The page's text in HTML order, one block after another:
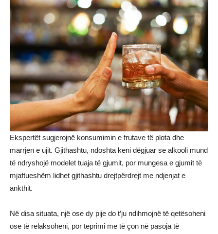
Ekspertët sugjerojnë konsumimin e frutave të plota dhe
marrjen e ujit. Gjithashtu, ndoshta keni dëgjuar se alkooli mund
të ndryshojë modelet tuaja të gjumit, por mungesa e gjumit të
mjaftueshëm lidhet gjithashtu drejtpërdrejt me ndjenjat e
ankthit.
Në disa situata, një ose dy pije do t’ju ndihmojnë të qetësoheni
ose të relaksoheni, por teprimi me të çon në pasoja të